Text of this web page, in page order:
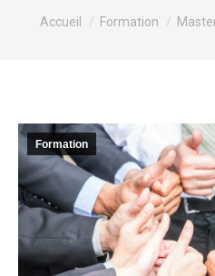
Vous êtes ici :
Accueil Formation
Formation